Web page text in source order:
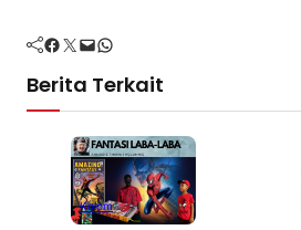
Facebook Twitter Mail WhatsApp
Berita Terkait
Kolom